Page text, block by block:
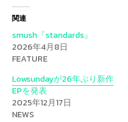
関連
smush『standards』
2026年4月8日
FEATURE
Lowsundayが26年ぶり新作
EPを発表
2025年12月17日
NEWS